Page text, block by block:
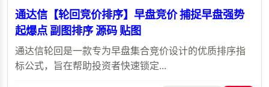
通达信【轮回竞价排序】早盘竞价 捕捉早盘强势
起爆点 副图排序 源码 贴图
通达信轮回是一款专为早盘集合竞价设计的优质排序指
标公式，旨在帮助投资者快速锁定...